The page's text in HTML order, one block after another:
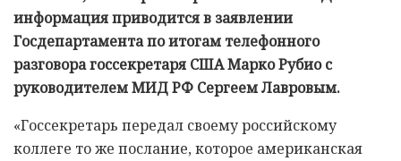
информация приводится в заявлении
Госдепартамента по итогам телефонного
разговора госсекретаря США Марко Рубио с
руководителем МИД РФ Сергеем Лавровым.
«Госсекретарь передал своему российскому
коллеге то же послание, которое американская